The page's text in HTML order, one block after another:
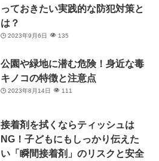
っておきたい実践的な防犯対策と
は？
2023年9月6日 135
公園や緑地に潜む危険！身近な毒
キノコの特徴と注意点
2023年8月14日 111
接着剤を拭くならティッシュは
NG！子どもにもしっかり伝えた
い「瞬間接着剤」のリスクと安全